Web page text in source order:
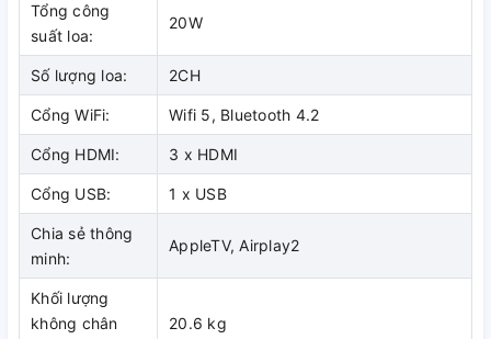
Công nghệ UHD Dimming có khả năng phân tích tín hiệu,
giảm nhiễu, tập trung chi tiết và gia tăng mật độ điểm ảnh,
mang đến trải nghiệm hình ảnh sắc nét và lôi cuốn.
Rõ khung hình, mượt chuyển động
với công nghệ Motion Xcelerator
Tivi UHD 4Kcủa Samsung được trang bị Công nghệ Motion
Xcelerator độc đáo có khả năng tự động bổ sung thêm
khung hình để phân cảnh chuyển động, rượt đuổi, đua xe rõ
Tổng công
suất loa:
20W
Số lượng loa: 2CH
Cổng WiFi: Wifi 5, Bluetooth 4.2
Cổng HDMI: 3 x HDMI
Cổng USB: 1 x USB
Chia sẻ thông
minh:
AppleTV, Airplay2
Khối lượng
không chân
20.6 kg